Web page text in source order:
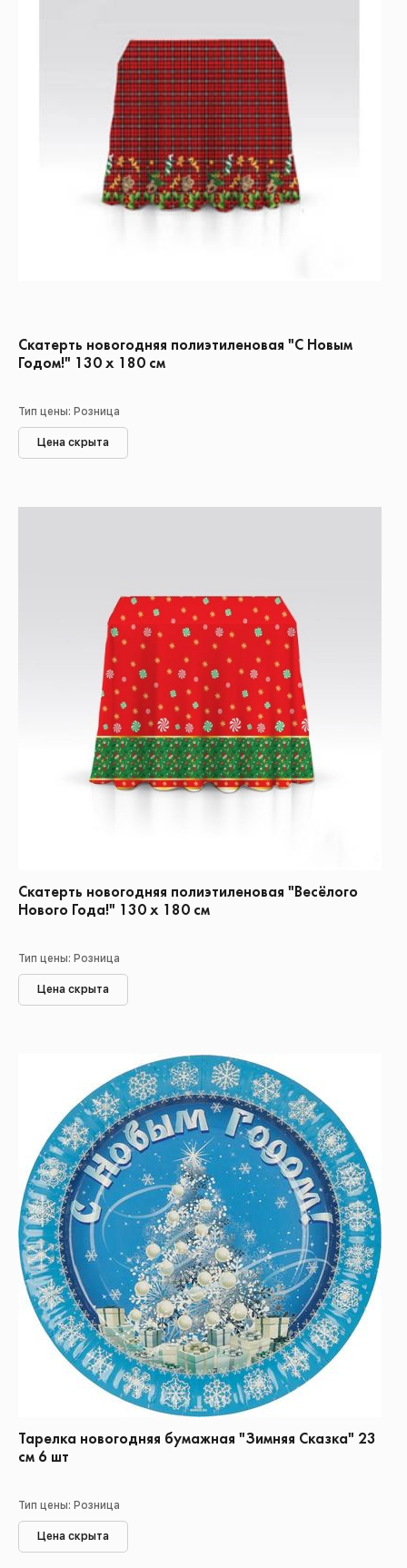
Скатерть новогодняя полиэтиленовая "С Новым
Годом!" 130 х 180 см
Тип цены: Розница
Цена скрыта
Скатерть новогодняя полиэтиленовая "Весёлого
Нового Года!" 130 х 180 см
Тип цены: Розница
Цена скрыта
Тарелка новогодняя бумажная "Зимняя Сказка" 23
см 6 шт
Тип цены: Розница
Цена скрыта